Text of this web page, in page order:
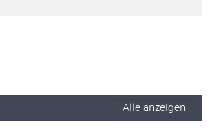
Alle anzeigen